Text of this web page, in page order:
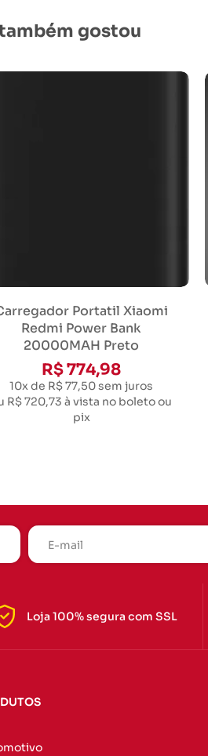
gostou
Portatil Xiaomi
Redmi Power Bank
20000MAH Preto
R$ 774,98
10x de R$ 77,50sem juros
R$ 720,73 à vista no boleto ou
pix
Loja 100% segura com SSL